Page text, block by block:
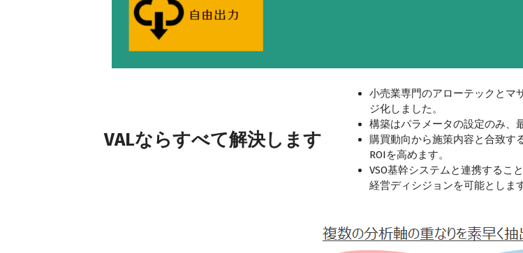
VALならすべて解決します
小売業専門のアローテックとマ
ジ化しました。
構築はパラメータの設定のみ、
購買動向から施策内容と合致す
ROIを高めます。
VSO基幹システムと連携するこ
経営ディシジョンを可能とします